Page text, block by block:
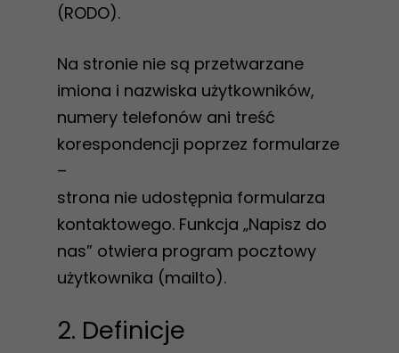
(RODO).
Na stronie nie są przetwarzane
imiona i nazwiska użytkowników,
numery telefonów ani treść
korespondencji poprzez formularze
–
strona nie udostępnia formularza
kontaktowego. Funkcja „Napisz do
nas” otwiera program pocztowy
użytkownika (mailto).
2. Definicje